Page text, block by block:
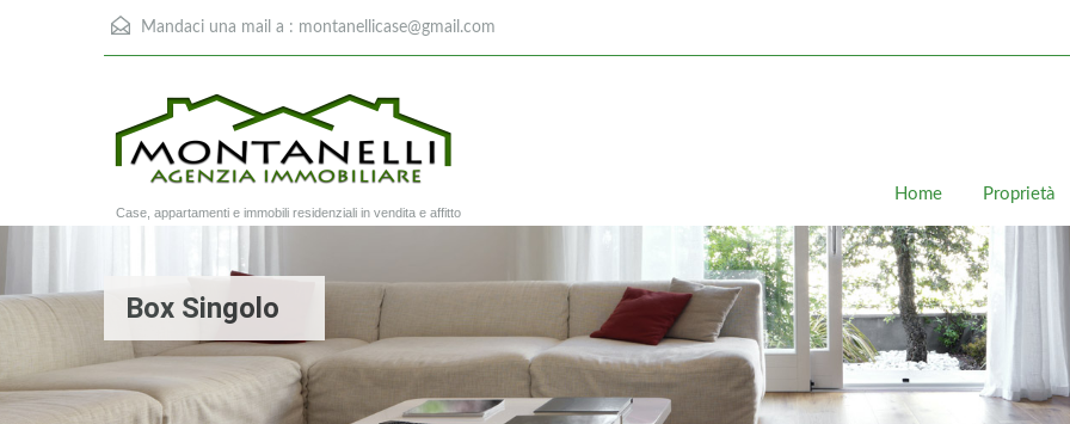
Mandaci una mail a : montanellicase@gmail.com
Case, appartamenti e immobili residenziali in vendita e affitto
Home Proprietà
Box Singolo